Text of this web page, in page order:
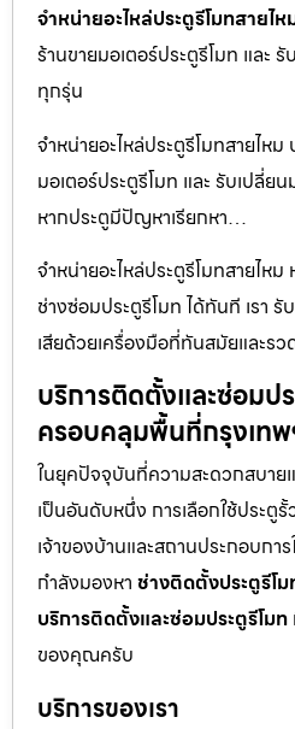
จำหน่ายอะไหล่ประตูรีโมทสายไห
ร้านขายมอเตอร์ประตูรีโมท และ
ทุกรุ่น
จำหน่ายอะไหล่ประตูรีโมทสายไห
มอเตอร์ประตูรีโมท และ รับเปลี่ย
หากประตูมีปัญหาเรียกหา…
จำหน่ายอะไหล่ประตูรีโมทสายไห
ช่างซ่อมประตูรีโมท ได้ทันที เรา
เสียด้วยเครื่องมือที่ทันสมัยและรว
บริการติดตั้งและซ่อมป
ครอบคลุมพื้นที่กรุงเทพ
ในยุคปัจจุบันที่ความสะดวกสบาย
เป็นอันดับหนึ่ง การเลือกใช้ประตู
เจ้าของบ้านและสถานประกอบก
กำลังมองหา ช่างติดตั้งประตูรีโ
บริการติดตั้งและซ่อมประตูรีโมท
ของคุณครับ
บริการของเรา